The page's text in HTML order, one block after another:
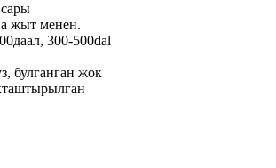
жыт менен.
300-500dal
булганган жок